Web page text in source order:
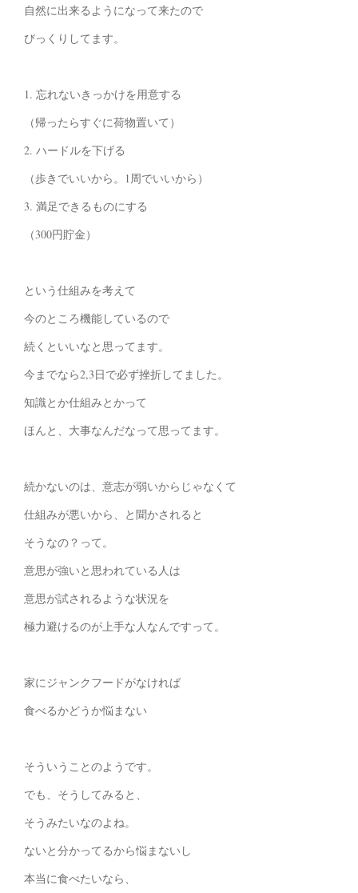
自然に出来るようになって来たので
びっくりしてます。
1. 忘れないきっかけを用意する
（帰ったらすぐに荷物置いて）
2. ハードルを下げる
（歩きでいいから。1周でいいから）
3. 満足できるものにする
（300円貯金）
という仕組みを考えて
今のところ機能しているので
続くといいなと思ってます。
今までなら2,3日で必ず挫折してました。
知識とか仕組みとかって
ほんと、大事なんだなって思ってます。
続かないのは、意志が弱いからじゃなくて
仕組みが悪いから、と聞かされると
そうなの？って。
意思が強いと思われている人は
意思が試されるような状況を
極力避けるのが上手な人なんですって。
家にジャンクフードがなければ
食べるかどうか悩まない
そういうことのようです。
でも、そうしてみると、
そうみたいなのよね。
ないと分かってるから悩まないし
本当に食べたいなら、